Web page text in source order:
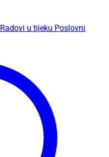
Radovi u tijeku Poslovni